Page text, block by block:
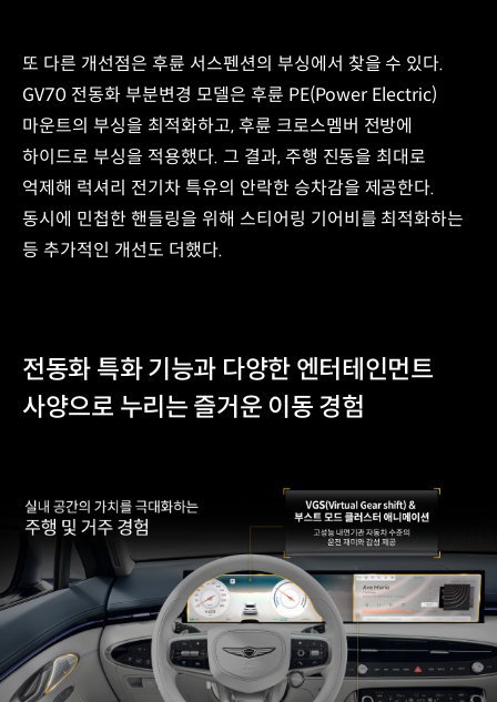
또 다른 개선점은 후륜 서스펜션의 부싱에서 찾을 수 있다.
GV70 전동화 부분변경 모델은 후륜 PE(Power Electric)
마운트의 부싱을 최적화하고, 후륜 크로스멤버 전방에
하이드로 부싱을 적용했다. 그 결과, 주행 진동을 최대로
억제해 럭셔리 전기차 특유의 안락한 승차감을 제공한다.
동시에 민첩한 핸들링을 위해 스티어링 기어비를 최적화하는
등 추가적인 개선도 더했다.
전동화 특화 기능과 다양한 엔터테인먼트
사양으로 누리는 즐거운 이동 경험